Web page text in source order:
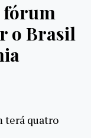
fórum
o Brasil
terá quatro